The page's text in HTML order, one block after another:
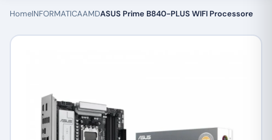
HomeINFORMATICAAMDASUS Prime B840-PLUS WIFI Processore